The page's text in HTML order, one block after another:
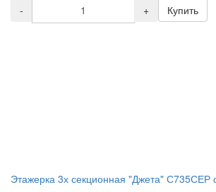
- + Купить
Этажерка 3х секционная "Джета" С735СЕР